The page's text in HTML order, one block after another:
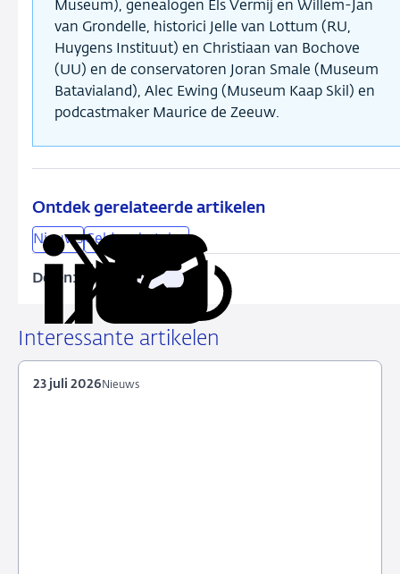
Museum), genealogen Els Vermij en Willem-Jan
van Grondelle, historici Jelle van Lottum (RU,
Huygens Instituut) en Christiaan van Bochove
(UU) en de conservatoren Joran Smale (Museum
Batavialand), Alec Ewing (Museum Kaap Skil) en
podcastmaker Maurice de Zeeuw.
Ontdek gerelateerde artikelen
NieuwsGeld en betalen
Delen:
Deel
LinkedIn
via
X
Deel
Facebook
Deel
e-
Kopieer
Interessante artikelen
Nieuws
23 juli 2026